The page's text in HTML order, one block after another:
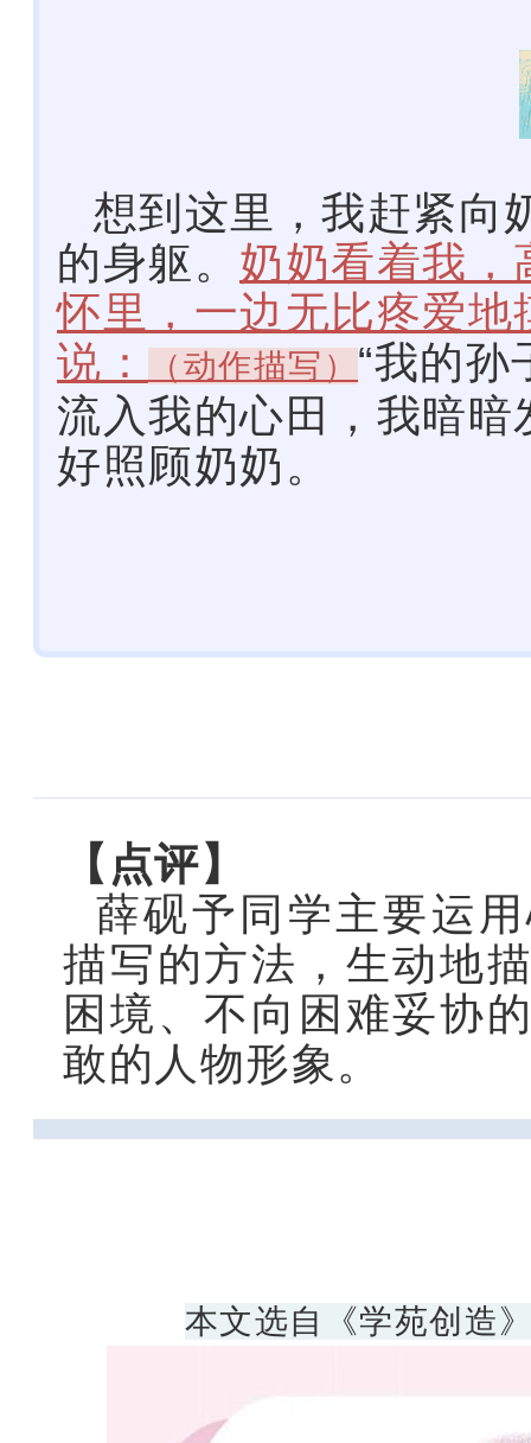
想到这里，我赶紧向
的身躯。 奶奶看着我，
怀里，一边无比疼爱
说：
（动作描写） “我的孙
流入我的心田，我暗
好照顾奶奶。
【点评】
薛砚予同学主要运
描写的方法，生动地
困境、不向困难妥协
敢的人物形象。
本文选自《学苑创造